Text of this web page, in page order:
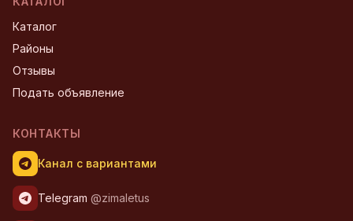
Каталог
Районы
Отзывы
Подать объявление
КОНТАКТЫ
Канал с вариантами
Telegram @zimaletus